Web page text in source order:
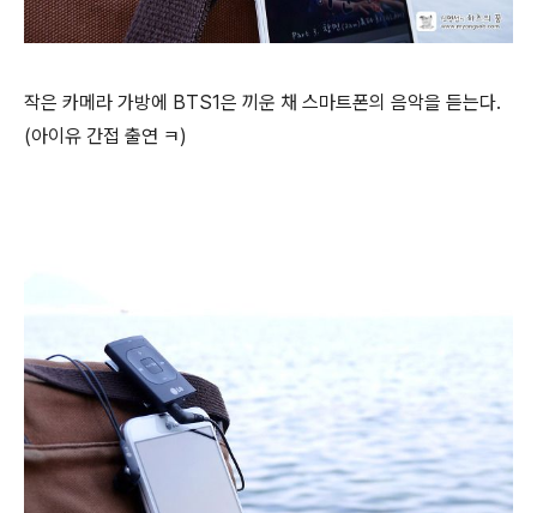
작은 카메라 가방에 BTS1은 끼운 채 스마트폰의 음악을 듣는다.
(아이유 간접 출연 ㅋ)